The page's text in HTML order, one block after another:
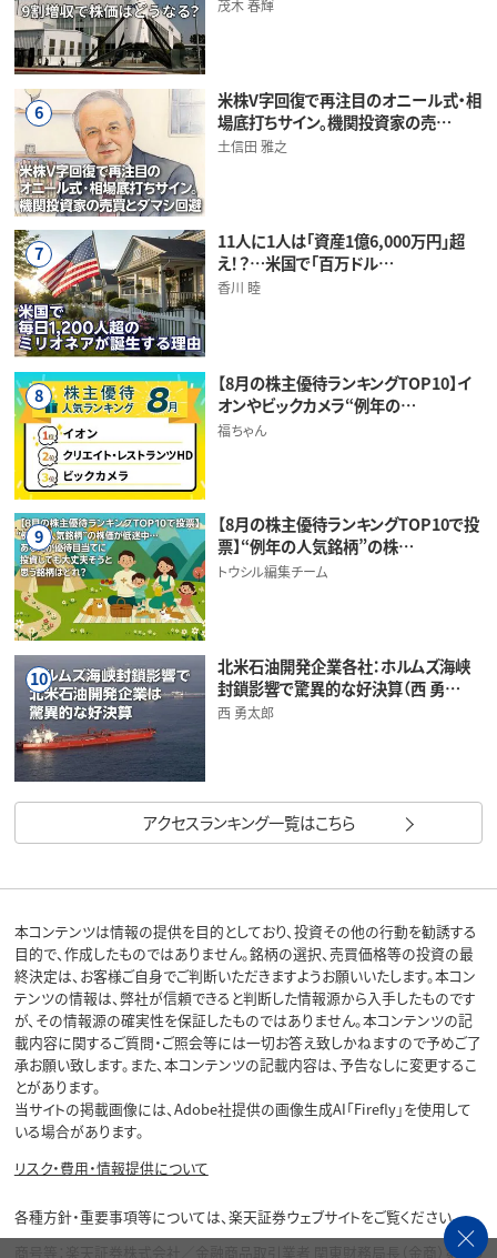
茂木 春輝
6
米株V字回復で再注目のオニール式・相
場底打ちサイン。機関投資家の売…
土信田 雅之
7
11人に1人は「資産1億6,000万円」超
え！？…米国で「百万ドル…
香川 睦
8
【8月の株主優待ランキングTOP10】イ
オンやビックカメラ“例年の…
福ちゃん
9
【8月の株主優待ランキングTOP10で投
票】“例年の人気銘柄”の株…
トウシル編集チーム
10
北米石油開発企業各社：ホルムズ海峡
封鎖影響で驚異的な好決算（西 勇…
西 勇太郎
アクセスランキング一覧はこちら
本コンテンツは情報の提供を目的としており、投資その他の行動を勧誘する
目的で、作成したものではありません。銘柄の選択、売買価格等の投資の最
終決定は、お客様ご自身でご判断いただきますようお願いいたします。本コン
テンツの情報は、弊社が信頼できると判断した情報源から入手したものです
が、その情報源の確実性を保証したものではありません。本コンテンツの記
載内容に関するご質問・ご照会等には一切お答え致しかねますので予めご了
承お願い致します。また、本コンテンツの記載内容は、予告なしに変更するこ
とがあります。
当サイトの掲載画像には、Adobe社提供の画像生成AI「Firefly」を使用して
いる場合があります。
リスク・費用・情報提供について
各種方針・重要事項等については、楽天証券ウェブサイトをご覧ください。
商号等：楽天証券株式会社／金融商品取引業者 関東財務局長（金商）第195